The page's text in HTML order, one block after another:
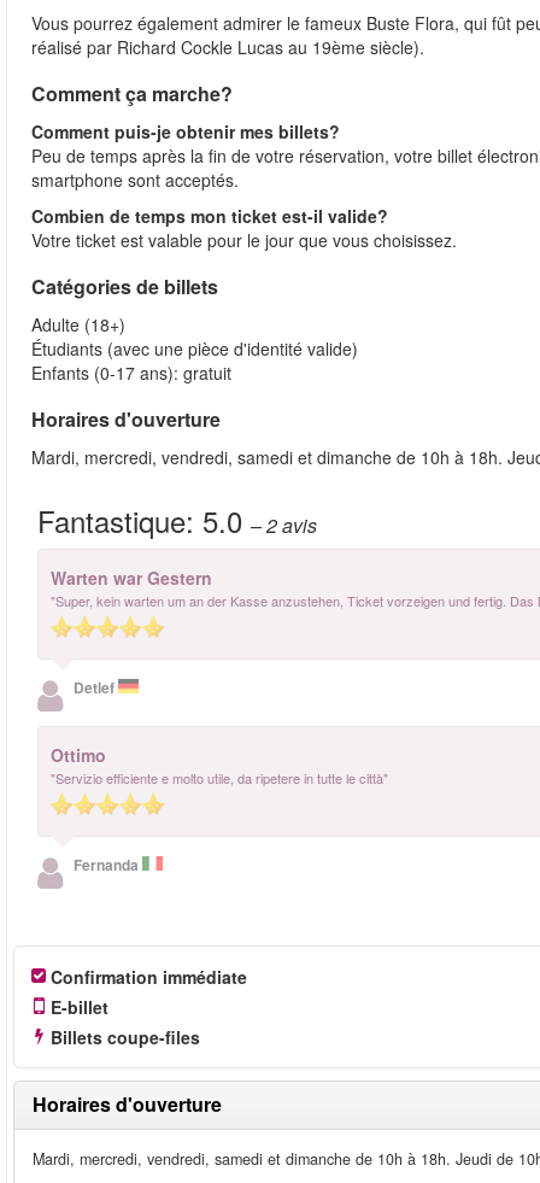
Vous pourrez également admirer le fameux Buste Flora, qui fût
réalisé par Richard Cockle Lucas au 19ème siècle).
Comment ça marche?
Comment puis-je obtenir mes billets?
Peu de temps après la fin de votre réservation, votre billet
smartphone sont acceptés.
Combien de temps mon ticket est-il valide?
Votre ticket est valable pour le jour que vous choisissez.
Catégories de billets
Adulte (18+)
Étudiants (avec une pièce d'identité valide)
Enfants (0-17 ans): gratuit
Horaires d'ouverture
Mardi, mercredi, vendredi, samedi et dimanche de 10h à 18h.
Fantastique: 5.0 – 2avis
Warten war Gestern
"Super, kein warten um an der Kasse anzustehen, Ticket vorzeigen und fertig. Das
Detlef
Ottimo
"Servizio efficiente e molto utile, da ripetere in tutte le città"
Fernanda
Confirmation immédiate
E-billet
Billets coupe-files
Horaires d'ouverture
Mardi, mercredi, vendredi, samedi et dimanche de 10h à 18h. Jeudi de